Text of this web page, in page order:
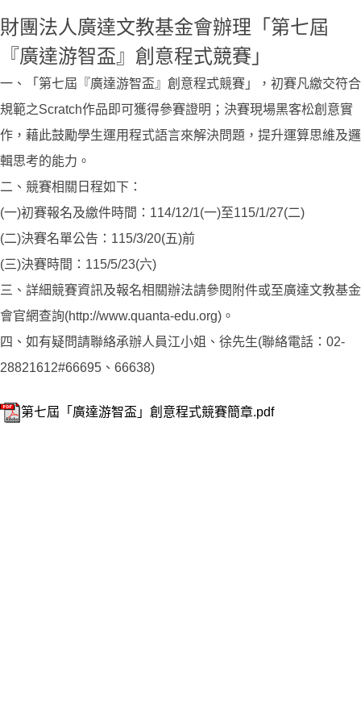
財團法人廣達文教基金會辦理「第七屆
『廣達游智盃』創意程式競賽」
一、「第七屆『廣達游智盃』創意程式競賽」，初賽凡繳交符合
規範之Scratch作品即可獲得參賽證明；決賽現場黑客松創意實
作，藉此鼓勵學生運用程式語言來解決問題，提升運算思維及邏
輯思考的能力。
二、競賽相關日程如下：
(一)初賽報名及繳件時間：114/12/1(一)至115/1/27(二)
(二)決賽名單公告：115/3/20(五)前
(三)決賽時間：115/5/23(六)
三、詳細競賽資訊及報名相關辦法請參閱附件或至廣達文教基金
會官網查詢(http://www.quanta-edu.org)。
四、如有疑問請聯絡承辦人員江小姐、徐先生(聯絡電話：02-
28821612#66695、66638)
第七屆「廣達游智盃」創意程式競賽簡章.pdf